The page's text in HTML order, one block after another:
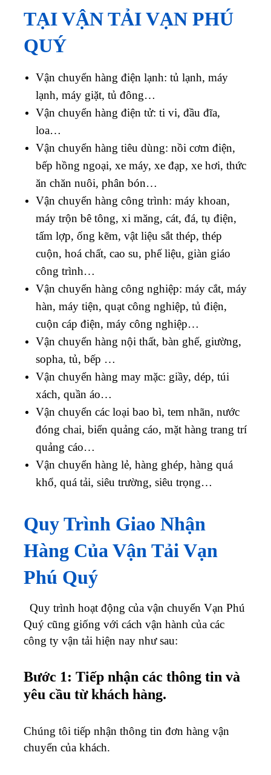
TẠI VẬN TẢI VẠN PHÚ
QUÝ
Vận chuyển hàng điện lạnh: tủ lạnh, máy
lạnh, máy giặt, tủ đông…
Vận chuyển hàng điện tử: ti vi, đầu đĩa,
loa…
Vận chuyển hàng tiêu dùng: nồi cơm điện,
bếp hồng ngoại, xe máy, xe đạp, xe hơi, thức
ăn chăn nuôi, phân bón…
Vận chuyển hàng công trình: máy khoan,
máy trộn bê tông, xi măng, cát, đá, tụ điện,
tấm lợp, ống kẽm, vật liệu sắt thép, thép
cuộn, hoá chất, cao su, phế liệu, giàn giáo
công trình…
Vận chuyển hàng công nghiệp: máy cắt, máy
hàn, máy tiện, quạt công nghiệp, tủ điện,
cuộn cáp điện, máy công nghiệp…
Vận chuyển hàng nội thất, bàn ghế, giường,
sopha, tủ, bếp …
Vận chuyển hàng may mặc: giầy, dép, túi
xách, quần áo…
Vận chuyển các loại bao bì, tem nhãn, nước
đóng chai, biển quảng cáo, mặt hàng trang trí
quảng cáo…
Vận chuyển hàng lẻ, hàng ghép, hàng quá
khổ, quá tải, siêu trường, siêu trọng…
Quy Trình Giao Nhận
Hàng Của Vận Tải Vạn
Phú Quý
Quy trình hoạt động của vận chuyển Vạn Phú
Quý cũng giống với cách vận hành của các
công ty vận tải hiện nay như sau:
Bước 1: Tiếp nhận các thông tin và
yêu cầu từ khách hàng.
Chúng tôi tiếp nhận thông tin đơn hàng vận
chuyển của khách.